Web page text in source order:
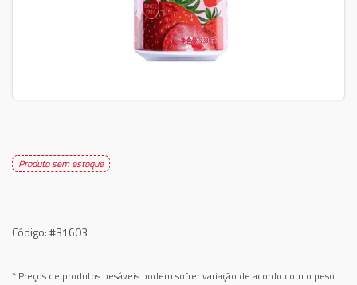
Produto sem estoque
Código:#31603
* Preços de produtos pesáveis podem sofrer variação de acordo com o peso.